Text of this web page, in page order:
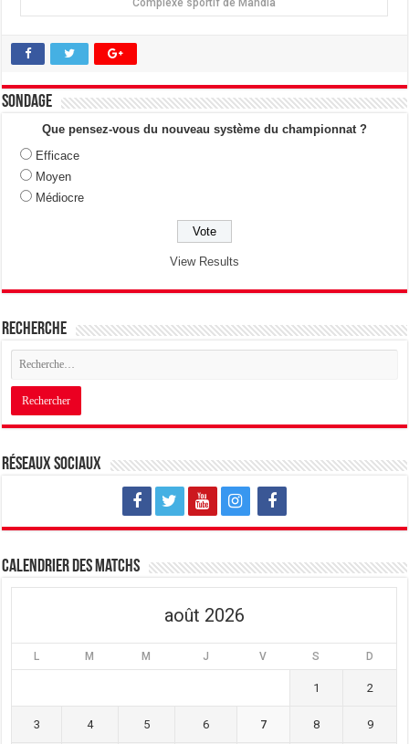
Sondage
Que pensez-vous du nouveau système du championnat ?
Efficace
Moyen
Médiocre
View Results
Recherche
Réseaux sociaux
Calendrier des matchs
août 2026
L M M J V S D
1 2
3 4 5 6 7 8 9